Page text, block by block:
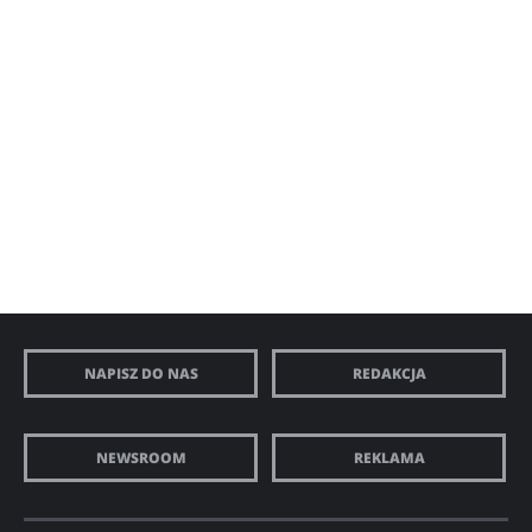
NAPISZ DO NAS REDAKCJA
NEWSROOM REKLAMA